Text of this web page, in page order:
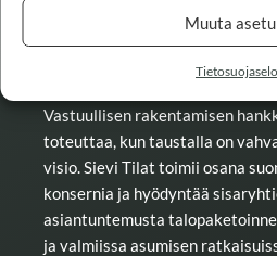
Muuta
Vastuullisen rakentamisen
toteuttaa, kun taustalla on
visio. Sievi Tilat toimii osana
konsernia ja hyödyntää
asiantuntemusta
ja valmiissa asumisen